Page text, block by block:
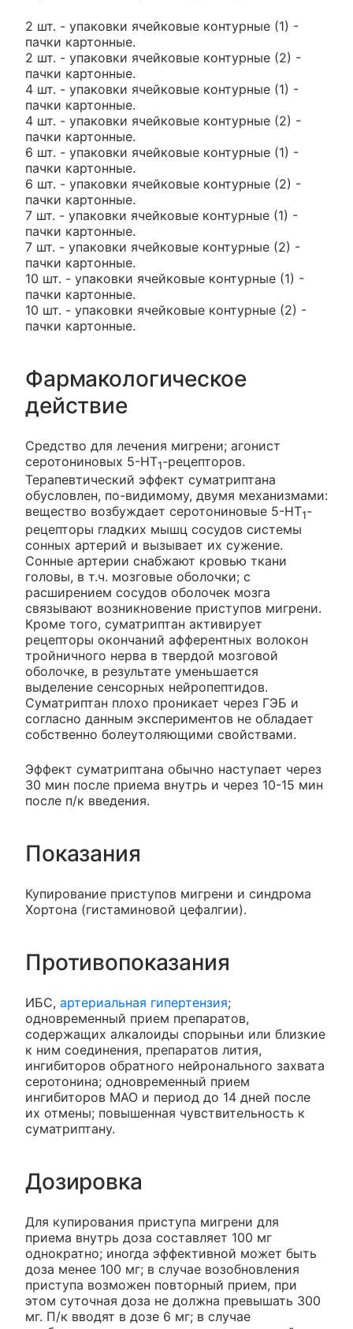
2 шт. - упаковки ячейковые контурные (1) -
пачки картонные.
2 шт. - упаковки ячейковые контурные (2) -
пачки картонные.
4 шт. - упаковки ячейковые контурные (1) -
пачки картонные.
4 шт. - упаковки ячейковые контурные (2) -
пачки картонные.
6 шт. - упаковки ячейковые контурные (1) -
пачки картонные.
6 шт. - упаковки ячейковые контурные (2) -
пачки картонные.
7 шт. - упаковки ячейковые контурные (1) -
пачки картонные.
7 шт. - упаковки ячейковые контурные (2) -
пачки картонные.
10 шт. - упаковки ячейковые контурные (1) -
пачки картонные.
10 шт. - упаковки ячейковые контурные (2) -
пачки картонные.
Фармакологическое
действие
Средство для лечения мигрени; агонист
серотониновых 5-HT1-рецепторов.
Терапевтический эффект суматриптана
обусловлен, по-видимому, двумя механизмами:
вещество возбуждает серотониновые 5-HT1-
рецепторы гладких мышц сосудов системы
сонных артерий и вызывает их сужение.
Сонные артерии снабжают кровью ткани
головы, в т.ч. мозговые оболочки; с
расширением сосудов оболочек мозга
связывают возникновение приступов мигрени.
Кроме того, суматриптан активирует
рецепторы окончаний афферентных волокон
тройничного нерва в твердой мозговой
оболочке, в результате уменьшается
выделение сенсорных нейропептидов.
Суматриптан плохо проникает через ГЭБ и
согласно данным экспериментов не обладает
собственно болеутоляющими свойствами.
Эффект суматриптана обычно наступает через
30 мин после приема внутрь и через 10-15 мин
после п/к введения.
Показания
Купирование приступов мигрени и синдрома
Хортона (гистаминовой цефалгии).
Противопоказания
ИБС, артериальная гипертензия;
одновременный прием препаратов,
содержащих алкалоиды спорыньи или близкие
к ним соединения, препаратов лития,
ингибиторов обратного нейронального захвата
серотонина; одновременный прием
ингибиторов МАО и период до 14 дней после
их отмены; повышенная чувствительность к
суматриптану.
Дозировка
Для купирования приступа мигрени для
приема внутрь доза составляет 100 мг
однократно; иногда эффективной может быть
доза менее 100 мг; в случае возобновления
приступа возможен повторный прием, при
этом суточная доза не должна превышать 300
мг. П/к вводят в дозе 6 мг; в случае